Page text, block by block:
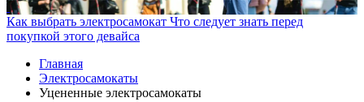
Как выбрать электросамокат Что следует знать перед
покупкой этого девайса
Главная
Электросамокаты
Уцененные электросамокаты